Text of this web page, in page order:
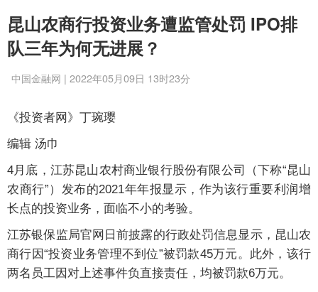
昆山农商行投资业务遭监管处罚 IPO排
队三年为何无进展？
中国金融网 | 2022年05月09日 13时23分
《投资者网》丁琬璎
编辑 汤巾
4月底，江苏昆山农村商业银行股份有限公司（下称“昆山
农商行”）发布的2021年年报显示，作为该行重要利润增
长点的投资业务，面临不小的考验。
江苏银保监局官网日前披露的行政处罚信息显示，昆山农
商行因“投资业务管理不到位”被罚款45万元。此外，该行
两名员工因对上述事件负直接责任，均被罚款6万元。